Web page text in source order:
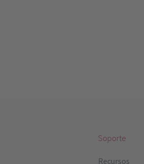
Soporte
Recursos